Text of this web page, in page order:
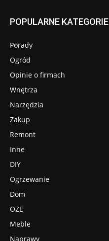
POPULARNE KATEGORIE
Porady
Ogród
Opinie o firmach
Wnętrza
Narzędzia
Zakup
Remont
Inne
DIY
Ogrzewanie
Dom
OZE
Meble
Naprawy